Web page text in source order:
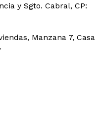
y Sgto. Cabral, CP:
Manzana 7, Casa